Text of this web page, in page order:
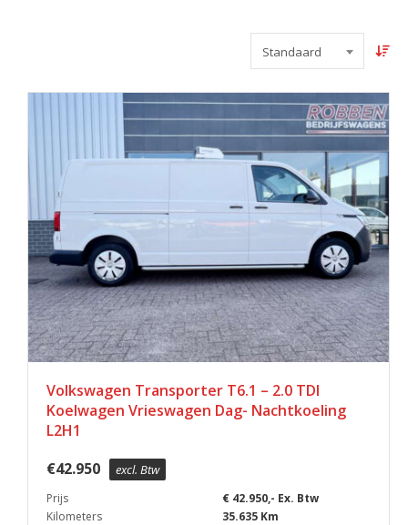
Standaard
Volkswagen Transporter T6.1 – 2.0 TDI
Koelwagen Vrieswagen Dag- Nachtkoeling
L2H1
€42.950 excl. Btw
Prijs
€ 42.950,- Ex. Btw
Kilometers
35.635 Km